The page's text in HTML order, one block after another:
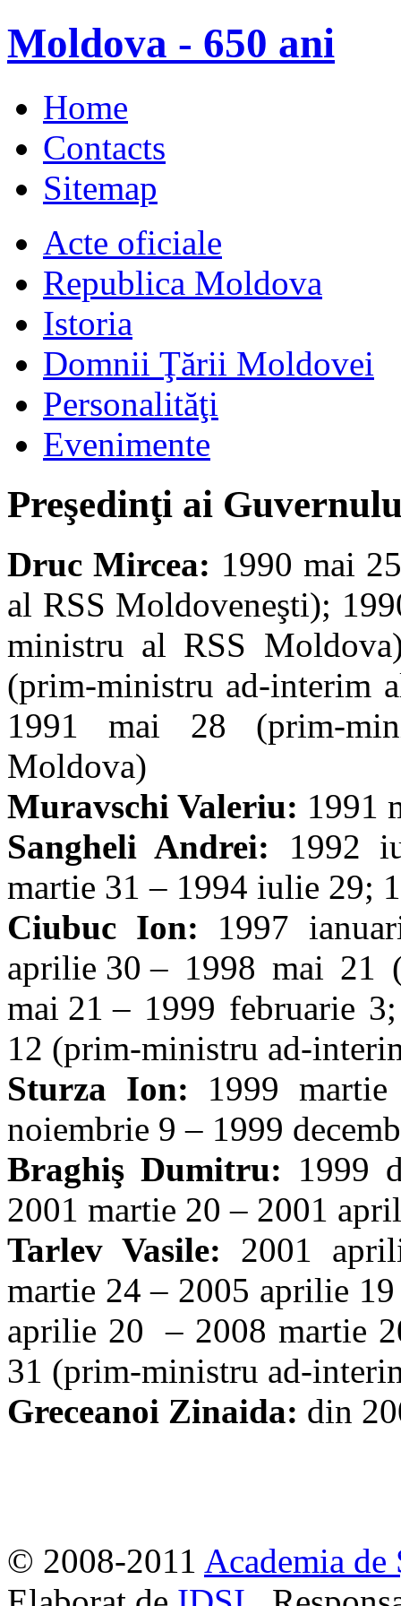
Moldova - 650 ani
Home
Contacts
Sitemap
Acte oficiale
Republica Moldova
Istoria
Domnii Ţării Moldovei
Personalităţi
Evenimente
Preşedinţi ai
Druc Mircea: 1990 mai
al RSS Moldoveneşti);
ministru al RSS
(prim-ministru ad-interim
1991 mai 28 (prim-
Moldova)
Muravschi Valeriu: 1991
Sangheli Andrei: 1992
martie 31 – 1994 iulie 29;
Ciubuc Ion: 1997
aprilie 30 – 1998 mai 21
mai 21 – 1999 februarie
12 (prim-ministru ad-
Sturza Ion: 1999
noiembrie 9 – 1999
Braghiş Dumitru: 1999
2001 mar­tie 20 – 2001
Tarlev Vasile: 2001
martie 24 – 2005 aprilie
aprilie 20 – 2008 mar­tie
31 (prim-ministru ad-
Greceanоi Zinaida: din
© 2008-2011 Academia